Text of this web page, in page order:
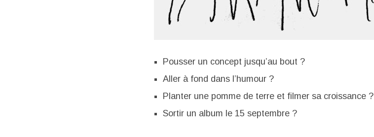
Pousser un concept jusqu’au bout ?
Aller à fond dans l’humour ?
Planter une pomme de terre et filmer sa croissance ?
Sortir un album le 15 septembre ?